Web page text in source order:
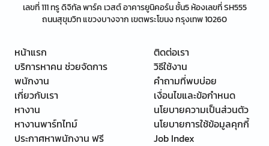
เลขที่ 111 ทรู ดิจิทัล พาร์ค เวสต์ อาคารยูนิคอร์น ชั้น5 ห้องเลขที่ SH555
ถนนสุขุมวิท แขวงบางจาก เขตพระโขนง กรุงเทพ 10260
หน้าแรก
บริการหาคน ช่วยจัดการ
พนักงาน
เกี่ยวกับเรา
หางาน
หางานพาร์ทไทม์
ประกาศหาพนักงาน ฟรี
ติดต่อเรา
วิธีใช้งาน
คำถามที่พบบ่อย
เงื่อนไขและข้อกำหนด
นโยบายความเป็นส่วนตัว
นโยบายการใช้ข้อมูลคุกกี้
Job Index